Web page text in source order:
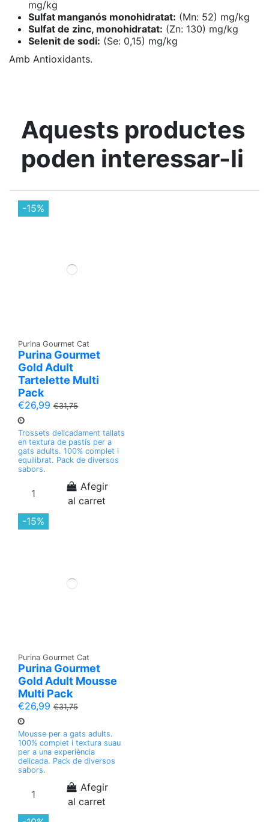
mg/kg
Sulfat manganós monohidratat: (Mn: 52) mg/kg
Sulfat de zinc, monohidratat: (Zn: 130) mg/kg
Selenit de sodi: (Se: 0,15) mg/kg
Amb Antioxidants.
Aquests productes
poden interessar-li
-15%
Purina Gourmet Cat
Purina Gourmet
Gold Adult
Tartelette Multi
Pack
€26,99 €31,75
Trossets delicadament tallats
en textura de pastís per a
gats adults. 100% complet i
equilibrat. Pack de diversos
sabors.
Afegir
al carret
-15%
Purina Gourmet Cat
Purina Gourmet
Gold Adult Mousse
Multi Pack
€26,99 €31,75
Mousse per a gats adults.
100% complet i textura suau
per a una experiència
delicada. Pack de diversos
sabors.
Afegir
al carret